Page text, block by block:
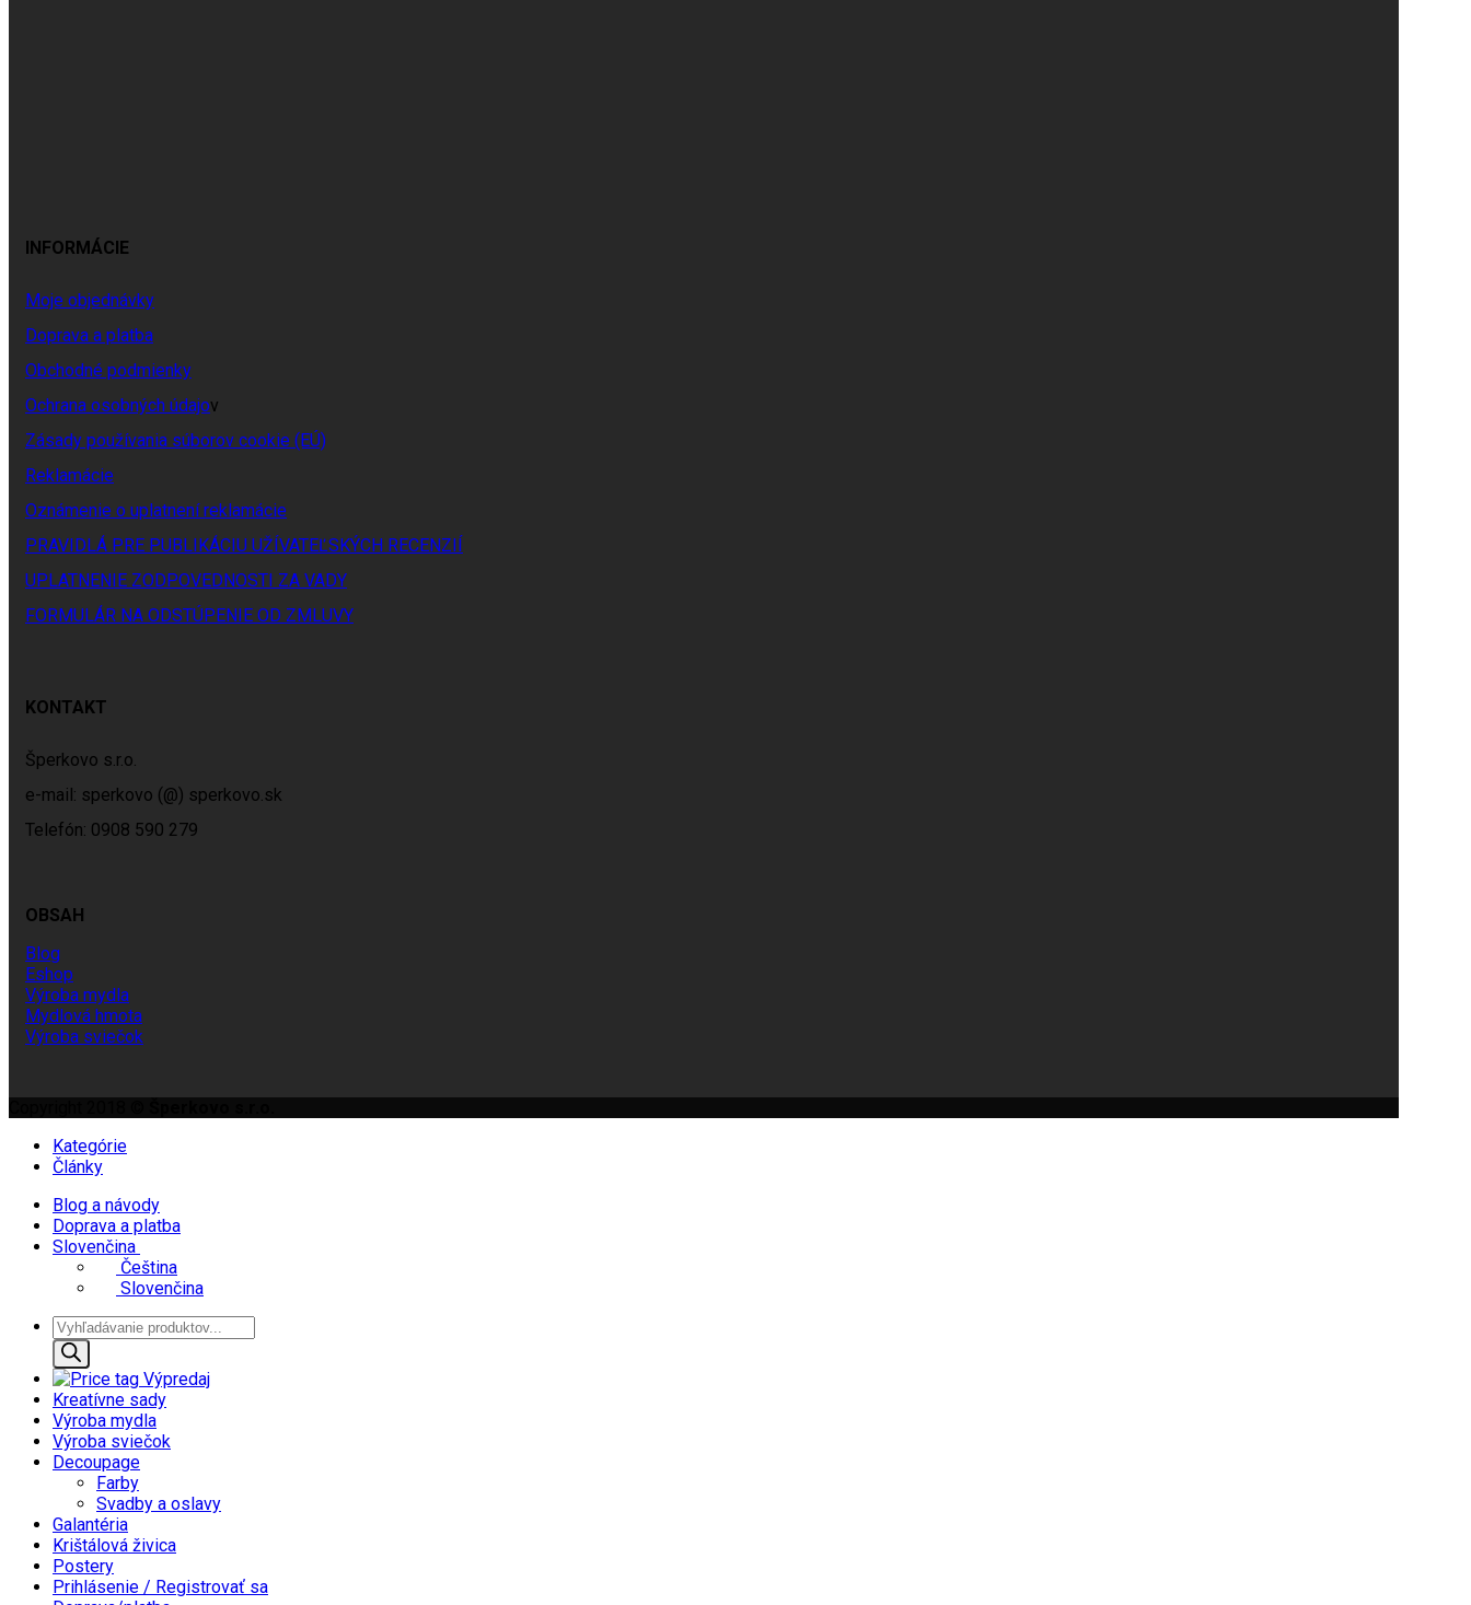
INFORMÁCIE
Moje objednávky
Doprava a platba
Obchodné podmienky
Ochrana osobných údajov
Zásady používania súborov cookie (EÚ)
Reklamácie
Oznámenie o uplatnení reklamácie
PRAVIDLÁ PRE PUBLIKÁCIU UŽÍVATEĽSKÝCH RECENZIÍ
UPLATNENIE ZODPOVEDNOSTI ZA VADY
FORMULÁR NA ODSTÚPENIE OD ZMLUVY
KONTAKT
Šperkovo s.r.o.
e-mail: sperkovo (@) sperkovo.sk
Telefón: 0908 590 279
OBSAH
Blog
Eshop
Výroba mydla
Mydlová hmota
Výroba sviečok
Kategórie
Články
Blog a návody
Doprava a platba
Slovenčina
Čeština
Slovenčina
Products
search
Výpredaj
Kreatívne sady
Výroba mydla
Výroba sviečok
Decoupage
Farby
Svadby a oslavy
Galantéria
Krištálová živica
Postery
Prihlásenie / Registrovať sa